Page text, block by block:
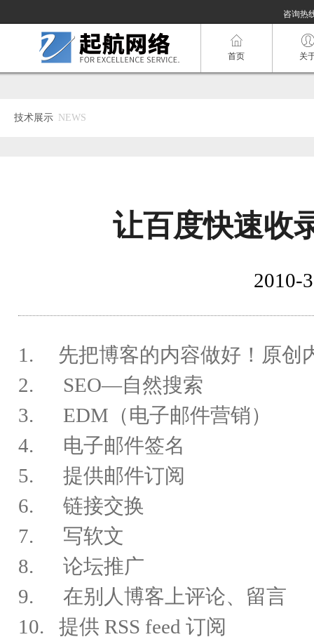
咨询热
首页 关
技术展示 NEWS
让百度快速收
2010-
1. 先把博客的内容做好！原创
2. SEO—自然搜索
3. EDM（电子邮件营销）
4. 电子邮件签名
5. 提供邮件订阅
6. 链接交换
7. 写软文
8. 论坛推广
9. 在别人博客上评论、留言
10. 提供 RSS feed 订阅